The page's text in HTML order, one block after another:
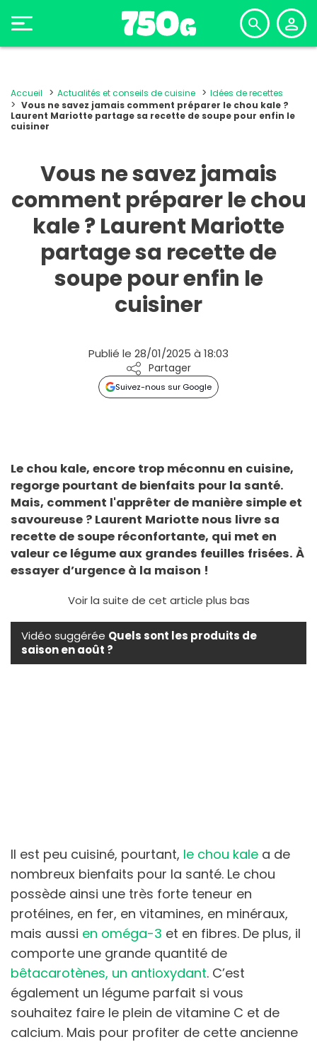
Accueil Actualités et conseils de cuisine
Idées de recettes
Vous ne savez jamais comment préparer le chou kale ?
Laurent Mariotte partage sa recette de soupe pour enfin le
cuisiner
Vous ne savez jamais
comment préparer le chou
kale ? Laurent Mariotte
partage sa recette de
soupe pour enfin le
cuisiner
Publié le 28/01/2025 à 18:03
Partager
Suivez-nous sur Google
Le chou kale, encore trop méconnu en cuisine,
regorge pourtant de bienfaits pour la santé.
Mais, comment l'apprêter de manière simple et
savoureuse ? Laurent Mariotte nous livre sa
recette de soupe réconfortante, qui met en
valeur ce légume aux grandes feuilles frisées. À
essayer d’urgence à la maison !
Voir la suite de cet article plus bas
Vidéo suggérée Quels sont les produits de
saison en août ?
Il est peu cuisiné, pourtant, le chou kale a de
nombreux bienfaits pour la santé. Le chou
possède ainsi une très forte teneur en
protéines, en fer, en vitamines, en minéraux,
mais aussi en oméga-3 et en fibres. De plus, il
comporte une grande quantité de
bêtacarotènes, un antioxydant. C’est
également un légume parfait si vous
souhaitez faire le plein de vitamine C et de
calcium. Mais pour profiter de cette ancienne